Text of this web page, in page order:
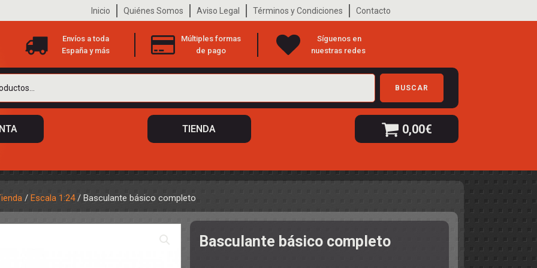
Inicio Quiénes Somos Aviso Legal Términos y Condiciones Contacto
Envíos a toda
España y más
Múltiples formas
de pago
Síguenos en
nuestras redes
BUSCAR
TIENDA 0,00€
/ Escala 1:24/ Basculante básico completo
Basculante básico completo